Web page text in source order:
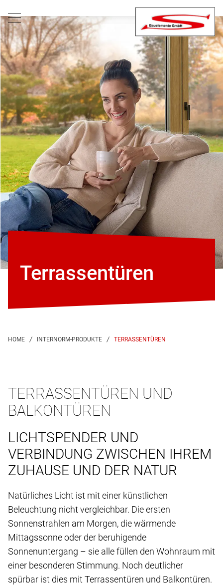
Terrassentüren
TERRASSENTÜREN
TERRASSENTÜREN UND
BALKONTÜREN
LICHTSPENDER UND
VERBINDUNG ZWISCHEN IHREM
ZUHAUSE UND DER NATUR
Natürliches Licht ist mit einer künstlichen
Beleuchtung nicht vergleichbar. Die ersten
Sonnenstrahlen am Morgen, die wärmende
Mittagssonne oder der beruhigende
Sonnenuntergang – sie alle füllen den Wohnraum mit
einer besonderen Stimmung. Noch deutlicher
spürbar ist dies mit Terrassentüren und Balkontüren.